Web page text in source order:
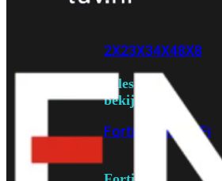
2X23X34X48X8
Alles
bekijken
FortiAP FortiWiFi